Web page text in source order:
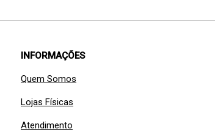
INFORMAÇÕES
Quem Somos
Lojas Físicas
Atendimento